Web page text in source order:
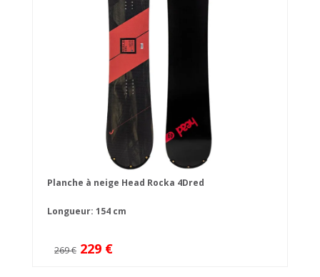
Planche à neige Head Rocka 4Dred
Longueur: 154 cm
269 € 229 €